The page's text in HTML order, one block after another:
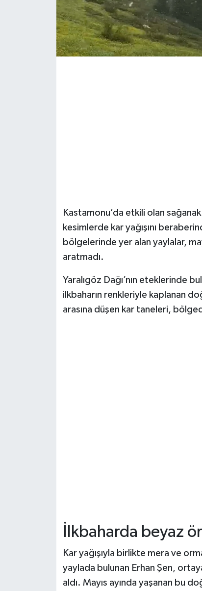
Kastamonu’da etkili olan sağanak
kesimlerde kar yağışını
bölgelerinde yer alan yaylalar,
aratmadı.
Yaralıgöz Dağı’nın eteklerinde
ilkbaharın renkleriyle kaplanan
arasına düşen kar taneleri,
İlkbaharda beyaz
Kar yağışıyla birlikte mera ve
yaylada bulunan Erhan Şen,
aldı. Mayıs ayında yaşanan bu
İhsangazi Haberleri
İnebolu Haberleri
Tosya Haberleri
Karadeniz Haberleri
Teknoloji Haberleri